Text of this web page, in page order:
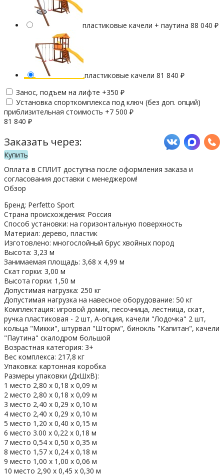
пластиковые качели + паутина 88 040 ₽
пластиковые качели 81 840 ₽
Занос, подъем на лифте +350 ₽
Установка спорткомплекса под ключ (без доп. опций)
приблизительная стоимость +7 500 ₽
81 840 ₽
Заказать через:
Купить
Оплата в СПЛИТ доступна после оформления заказа и
согласования доставки с менеджером!
Обзор
Бренд: Perfetto Sport
Страна происхождения: Россия
Способ установки: на горизонтальную поверхность
Материал: дерево, пластик
Изготовлено: многослойный брус хвойных пород
Высота: 3,23 м
Занимаемая площадь: 3,68 х 4,99 м
Скат горки: 3,00 м
Высота горки: 1,50 м
Допустимая нагрузка: 250 кг
Допустимая нагрузка на навесное оборудование: 50 кг
Комплектация: игровой домик, песочница, лестница, скат,
ручка пластиковая - 2 шт, А-опция, качели "Лодочка" 2 шт,
кольца "Микки", штурвал "Шторм", бинокль "Капитан", качели
"Паутина" скалодром большой
Возрастная категория: 3+
Вес комплекса: 217,8 кг
Упаковка: картонная коробка
Размеры упаковки (ДхШхВ):
1 место 2,80 х 0,18 х 0,09 м
2 место 2,80 х 0,18 х 0,09 м
3 место 2,40 х 0,29 х 0,10 м
4 место 2,40 х 0,29 х 0,10 м
5 место 1,20 х 0,40 х 0,15 м
6 место 3.00 х 0,22 х 0,18 м
7 место 0,54 х 0,50 х 0,35 м
8 место 1,57 х 0,24 х 0,18 м
9 место 1,00 х 1,00 х 0,06 м
10 место 2,90 х 0,45 х 0,30 м